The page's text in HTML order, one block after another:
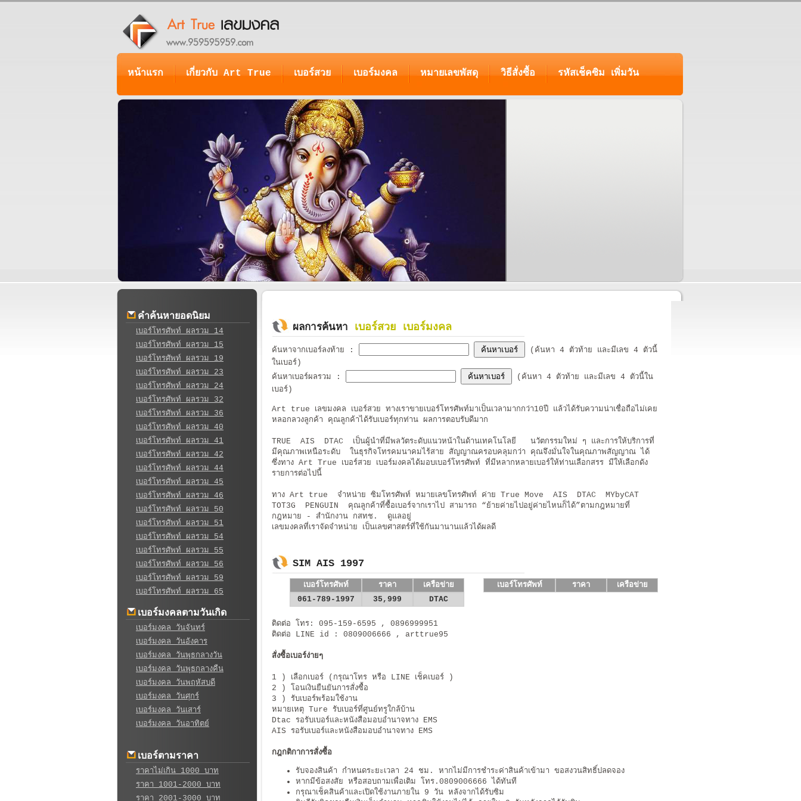
หน้าแรก เกี่ยวกับ Art True เบอร์สวย เบอร์มงคล หมายเลขพัสดุ วิธีสั่งซื้อ รหัสเช็คซิม เพิ่มวัน
คำค้นหายอดนิยม
เบอร์โทรศัพท์ ผลรวม 14
เบอร์โทรศัพท์ ผลรวม 15
เบอร์โทรศัพท์ ผลรวม 19
เบอร์โทรศัพท์ ผลรวม 23
เบอร์โทรศัพท์ ผลรวม 24
เบอร์โทรศัพท์ ผลรวม 32
เบอร์โทรศัพท์ ผลรวม 36
เบอร์โทรศัพท์ ผลรวม 40
เบอร์โทรศัพท์ ผลรวม 41
เบอร์โทรศัพท์ ผลรวม 42
เบอร์โทรศัพท์ ผลรวม 44
เบอร์โทรศัพท์ ผลรวม 45
เบอร์โทรศัพท์ ผลรวม 46
เบอร์โทรศัพท์ ผลรวม 50
เบอร์โทรศัพท์ ผลรวม 51
เบอร์โทรศัพท์ ผลรวม 54
เบอร์โทรศัพท์ ผลรวม 55
เบอร์โทรศัพท์ ผลรวม 56
เบอร์โทรศัพท์ ผลรวม 59
เบอร์โทรศัพท์ ผลรวม 65
เบอร์มงคลตามวันเกิด
เบอร์มงคล วันจันทร์
เบอร์มงคล วันอังคาร
เบอร์มงคล วันพุธกลางวัน
เบอร์มงคล วันพุธกลางคืน
เบอร์มงคล วันพฤหัสบดี
เบอร์มงคล วันศุกร์
เบอร์มงคล วันเสาร์
เบอร์มงคล วันอาทิตย์
เบอร์ตามราคา
ราคาไม่เกิน 1000 บาท
ราคา 1001-2000 บาท
ราคา 2001-3000 บาท
ผลการค้นหา เบอร์สวย เบอร์มงคล
ค้นหาจากเบอร์ลงท้าย :
(ค้นหา 4 ตัวท้าย และมีเลข 4 ตัวนี้
ในเบอร์)
ค้นหาเบอร์ผลรวม
:
(ค้นหา 4 ตัวท้าย และมีเลข 4 ตัวนี้ใน
เบอร์)
Art true เลขมงคล เบอร์สวย ทางเราขายเบอร์โทรศัพท์มาเป็นเวลามากกว่า10ปี แล้วได้รับความน่าเชื่อถือไม่เคย
หลอกลวงลูกค้า คุณลูกค้าได้รับเบอร์ทุกท่าน ผลการตอบรับดีมาก
TRUE AIS DTAC เป็นผู้นำที่มีพลวัตระดับแนวหน้าในด้านเทคโนโลยี นวัตกรรมใหม่ ๆ และการให้บริการที่
มีคุณภาพเหนือระดับ ในธุรกิจโทรคมนาคมไร้สาย สัญญาณครอบคลุมกว่า คุณจึงมั่นใจในคุณภาพสัญญาณ ได้
ซึ่งทาง Art True เบอร์สวย เบอร์มงคลได้มอบเบอร์โทรศัพท์ ที่มีหลากหลายเบอร์ให้ท่านเลือกสรร มีให้เลือกดัง
รายการต่อไปนี้
ทาง Art true จำหน่าย ซิมโทรศัพท์ หมายเลขโทรศัพท์ ค่าย True Move AIS DTAC MYbyCAT
TOT3G PENGUIN คุณลูกค้าที่ซื้อเบอร์จากเราไป สามารถ “ย้ายค่ายไปอยู่ค่ายไหนก็ได้”ตามกฎหมายที่
กฎหมาย - สำนักงาน กสทช. ดูแลอยู่
เลขมงคลที่เราจัดจำหน่าย เป็นเลขศาสตร์ที่ใช้กันมานานแล้วได้ผลดี
SIM AIS 1997
เบอร์โทรศัพท์ ราคา เครือข่าย
เบอร์โทรศัพท์ ราคา
เครือข่าย
061-789-1997
35,999 DTAC
ติดต่อ โทร: 095-159-6595 , 0896999951
ติดต่อ LINE id : 0809006666​ , arttrue95
สั่งซื้อเบอร์ง่ายๆ
1 ) เลือกเบอร์ (กรุณาโทร หรือ LINE เช็คเบอร์ )
2 ) โอนเงินยืนยันการสั่งซื้อ
3 ) รับเบอร์พร้อมใช้งาน
หมายเหตุ Ture รับเบอร์ที่ศูนย์ทรูใกล้บ้าน
Dtac รอรับเบอร์และหนังสือมอบอำนาจทาง EMS
AIS รอรับเบอร์และหนังสือมอบอำนาจทาง EMS
กฎกติกาการสั่งซื้อ
รับจองสินค้า กำหนดระยะเวลา 24 ชม. หากไม่มีการชำระค่าสินค้าเข้ามา ขอสงวนสิทธิ์ปลดจอง
หากมีข้อสงสัย หรือสอบถามเพื่อเติม โทร.0809006666 ได้ทันที
กรุณาเช็คสินค้าและเปิดใช้งานภายใน 9 วัน หลังจากได้รับซิม